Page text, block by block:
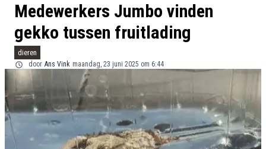
Medewerkers Jumbo vinden
gekko tussen fruitlading
dieren
door Ans Vink maandag, 23 juni 2025 om 6:44